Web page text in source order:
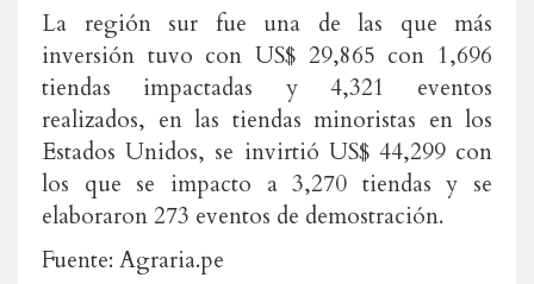
La región sur fue una de las que más
inversión tuvo con US$ 29,865 con 1,696
tiendas impactadas y 4,321 eventos
realizados, en las tiendas minoristas en los
Estados Unidos, se invirtió US$ 44,299 con
los que se impacto a 3,270 tiendas y se
elaboraron 273 eventos de demostración.
Fuente: Agraria.pe